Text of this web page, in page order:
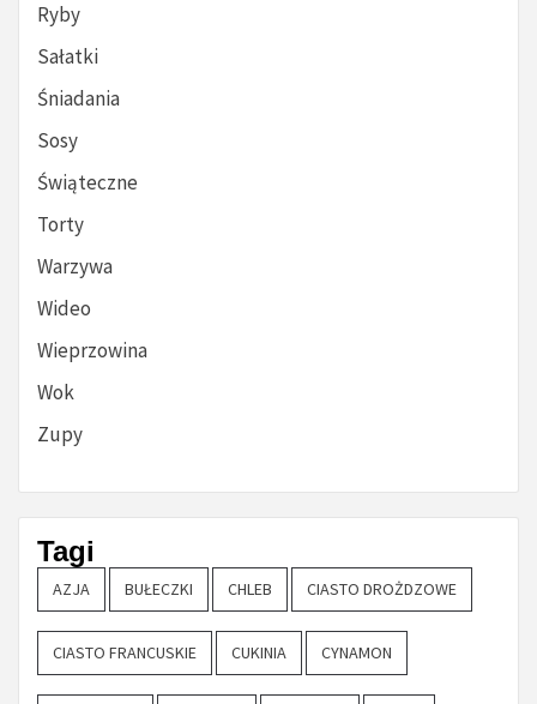
Ryby
Sałatki
Śniadania
Sosy
Świąteczne
Torty
Warzywa
Wideo
Wieprzowina
Wok
Zupy
Tagi
AZJA BUŁECZKI CHLEB CIASTO DROŻDZOWE
CIASTO FRANCUSKIE CUKINIA CYNAMON